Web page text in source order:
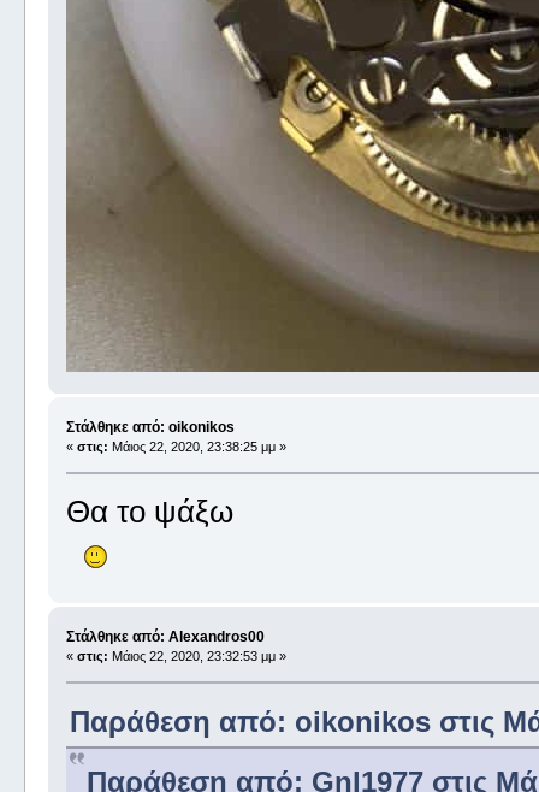
Στάλθηκε από: oikonikos
« στις: Μάιος 22, 2020, 23:38:25 μμ »
Θα το ψάξω
Στάλθηκε από: Alexandros00
« στις: Μάιος 22, 2020, 23:32:53 μμ »
Παράθεση από: oikonikos στις
Παράθεση από: Gnl1977 στις